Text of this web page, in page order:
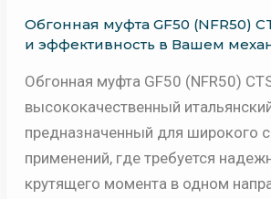
Обгонная муфта GF50 (NFR50)
и эффективность в Вашем
Обгонная муфта GF50 (NFR50)
высококачественный
предназначенный для широкого
применений, где требуется
крутящего момента в одном